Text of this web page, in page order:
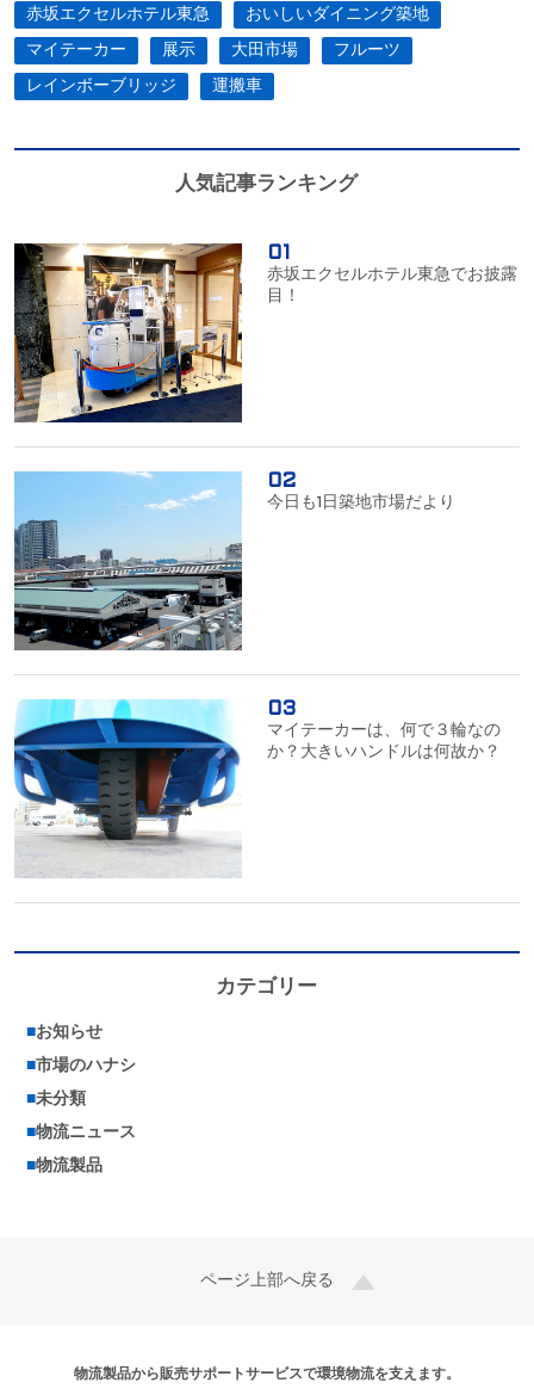
赤坂エクセルホテル東急 おいしいダイニング築地
マイテーカー 展示 大田市場 フルーツ
レインボーブリッジ 運搬車
人気記事ランキング
赤坂エクセルホテル東急でお披露
目！
今日も1日築地市場だより
マイテーカーは、何で３輪なの
か？大きいハンドルは何故か？
カテゴリー
■お知らせ
■市場のハナシ
■未分類
■物流ニュース
■物流製品
ページ上部へ戻る
物流製品から販売サポートサービスで環境物流を支えます。